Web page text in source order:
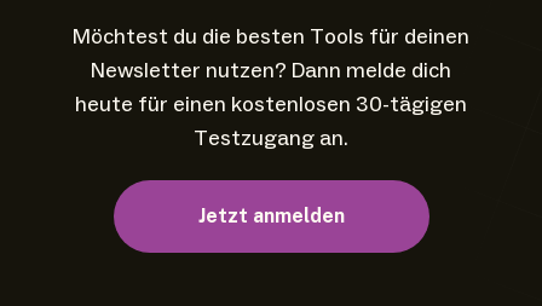
Möchtest du die besten Tools für deinen
Newsletter nutzen? Dann melde dich
heute für einen kostenlosen 30-tägigen
Testzugang an.
Jetzt anmelden